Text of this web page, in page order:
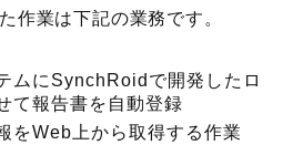
作業は下記の業務です。
ムにSynchRoidで開発したロ
て報告書を自動登録
をWeb上から取得する作業